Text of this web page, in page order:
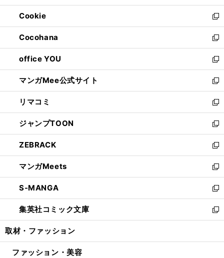
開
く
ウ
で
開
く
ン
ド
ウ
で
開
く
ウ
ィ
ン
ド
ウ
で
開
く
Cookie
新
し
い
ウ
ィ
ン
ド
ウ
で
開
く
Cocohana
新
し
い
ウ
ィ
ン
ド
ウ
で
開
く
office YOU
新
し
い
ウ
ィ
ン
ド
ウ
で
開
く
マンガMee公式サイト
新
し
い
ウ
ィ
ン
ド
ウ
で
開
く
リマコミ
新
し
い
ウ
ィ
ン
ド
ウ
で
開
く
ジャンプTOON
新
し
い
ウ
ィ
ン
ド
ウ
で
開
ZEBRACK
新
し
い
ウ
ィ
ン
ド
ウ
開
マンガMeets
新
し
い
ウ
ィ
ン
ウ
S-MANGA
新
し
い
ウ
ン
集英社コミック文庫
新
し
ウ
取材・ファッション
ファッション・美容